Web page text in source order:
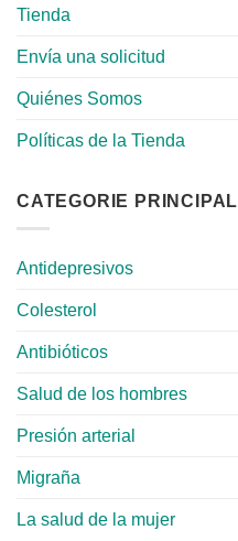
Tienda
Envía una solicitud
Quiénes Somos
Políticas de la Tienda
CATEGORIE PRINCIPALI
Antidepresivos
Colesterol
Antibióticos
Salud de los hombres
Presión arterial
Migraña
La salud de la mujer